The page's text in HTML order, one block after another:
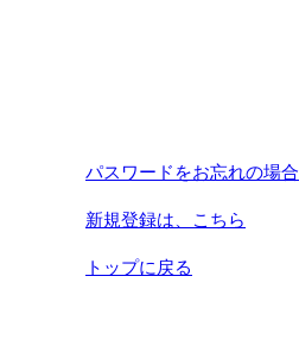
パスワードをお忘れの場合
新規登録は、こちら
トップに戻る